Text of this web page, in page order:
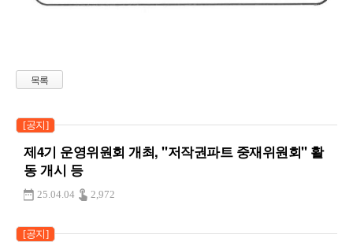
목록
[공지]
제4기 운영위원회 개최, "저작권파트 중재위원회" 활
동 개시 등
25.04.04 2,972
[공지]